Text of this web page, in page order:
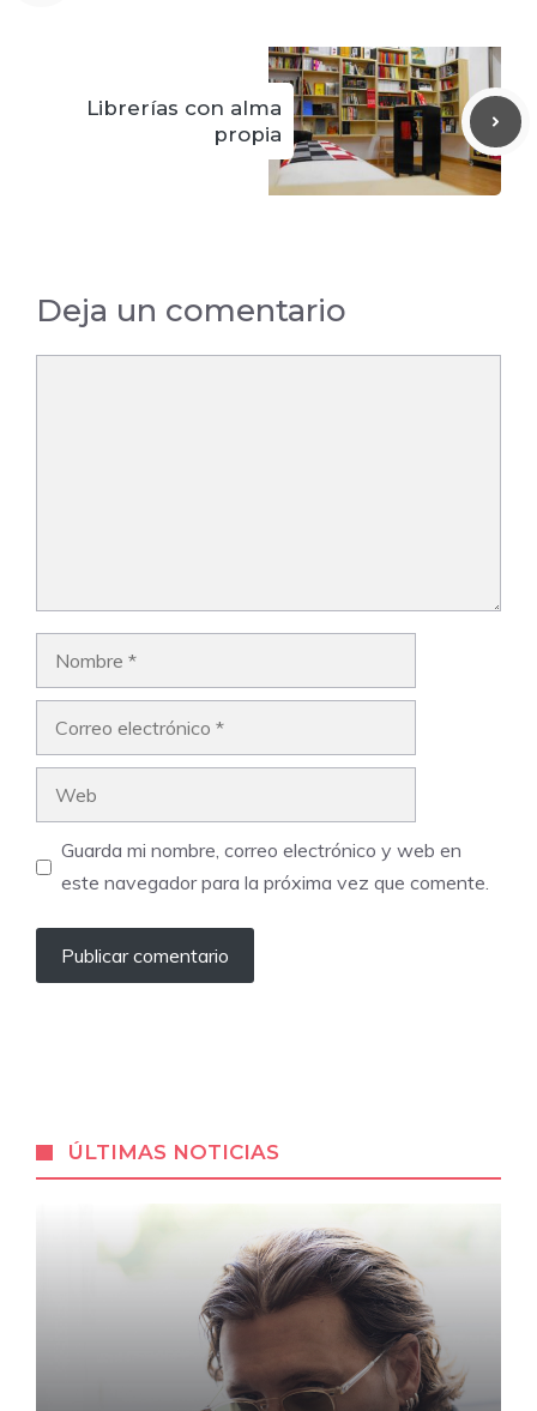
Librerías con alma
propia
Deja un comentario
Guarda mi nombre, correo electrónico y web en
este navegador para la próxima vez que comente.
ÚLTIMAS NOTICIAS